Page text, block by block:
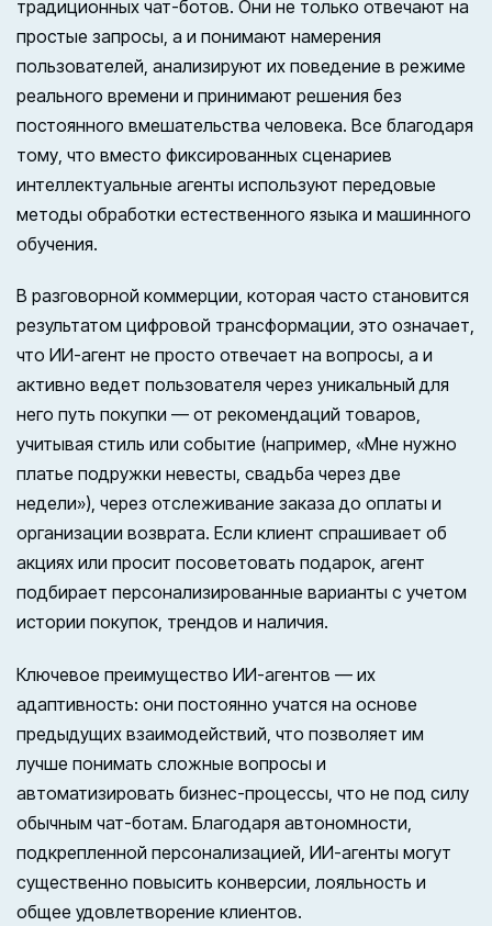
традиционных чат-ботов. Они не только отвечают на
простые запросы, а и понимают намерения
пользователей, анализируют их поведение в режиме
реального времени и принимают решения без
постоянного вмешательства человека. Все благодаря
тому, что вместо фиксированных сценариев
интеллектуальные агенты используют передовые
методы обработки естественного языка и машинного
обучения.
В разговорной коммерции, которая часто становится
результатом цифровой трансформации, это означает,
что ИИ-агент не просто отвечает на вопросы, а и
активно ведет пользователя через уникальный для
него путь покупки — от рекомендаций товаров,
учитывая стиль или событие (например, «Мне нужно
платье подружки невесты, свадьба через две
недели»), через отслеживание заказа до оплаты и
организации возврата. Если клиент спрашивает об
акциях или просит посоветовать подарок, агент
подбирает персонализированные варианты с учетом
истории покупок, трендов и наличия.
Ключевое преимущество ИИ-агентов — их
адаптивность: они постоянно учатся на основе
предыдущих взаимодействий, что позволяет им
лучше понимать сложные вопросы и
автоматизировать бизнес-процессы, что не под силу
обычным чат-ботам. Благодаря автономности,
подкрепленной персонализацией, ИИ-агенты могут
существенно повысить конверсии, лояльность и
общее удовлетворение клиентов.